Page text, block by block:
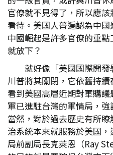
官僚就不見得了，所以應
看待。美國人普遍認為中
中國崛起是許多官僚的重
就放下？
就好像「美國國際開
川普將其關閉，它依舊持
看到美國高層近期對軍購
軍已進駐台灣的軍情局，
當然，對於過去歷史有所
治系統本來就服務於美國
局前副局長克萊恩（Ray